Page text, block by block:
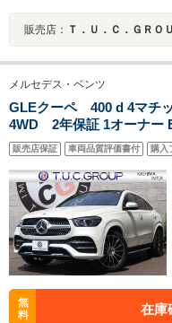
販売店： Ｔ．Ｕ．Ｃ．ＧＲＯＵＰ メルセ
メルセデス・ベンツ
GLEクーペ 400 d 4マチ
4WD 2年保証 1オーナー
エナジャイジン/AMGスタ
ックナッパレザー/シート
ンチナビTV Burmester フ
電 AMG21AW
販売店保証 車両品質評価書付 購入
無
料
在庫